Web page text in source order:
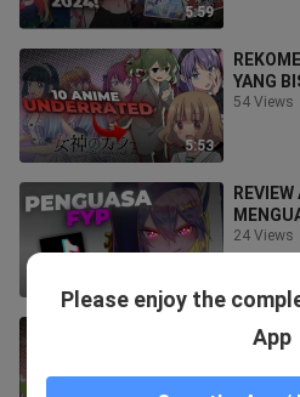
5:59
5:53
YANG
54 Views
24 Views
ANIME
1.6K Views
Please enjoy the
App